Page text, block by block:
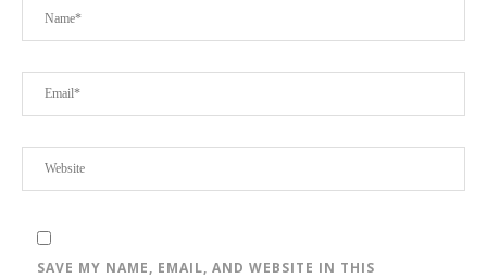
SAVE MY NAME, EMAIL, AND WEBSITE IN THIS